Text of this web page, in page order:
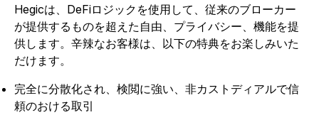
Hegicは、DeFiロジックを使用して、従来のブローカー
が提供するものを超えた自由、プライバシー、機能を提
供します。辛辣なお客様は、以下の特典をお楽しみいた
だけます。
完全に分散化され、検閲に強い、非カストディアルで信
頼のおける取引